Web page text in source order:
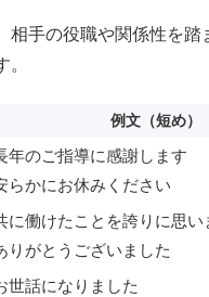
相手の役職や関係性を踏
例文（短め）
年のご指導に感謝します
らかにお休みください
に働けたことを誇りに思い
りがとうございました
世話になりました